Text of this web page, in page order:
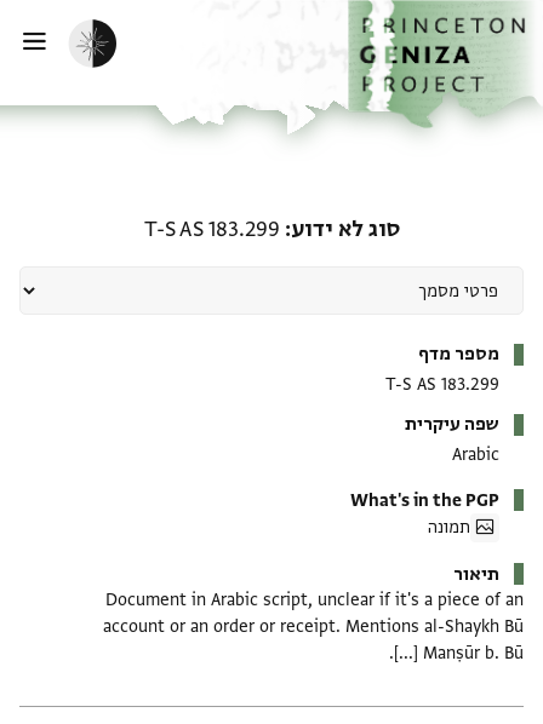
לתוכןהבית
הפעלת מצב כהה
סוג לא ידוע T-S AS 183.299
מספר מדף
T-S AS 183.299
שפה עיקרית
Arabic
What's in the PGP
תמונה
תיאור
Document in Arabic script, unclear if it's a piece of an
account or an order or receipt. Mentions al-Shaykh Bū
Manṣūr b. Bū [...].